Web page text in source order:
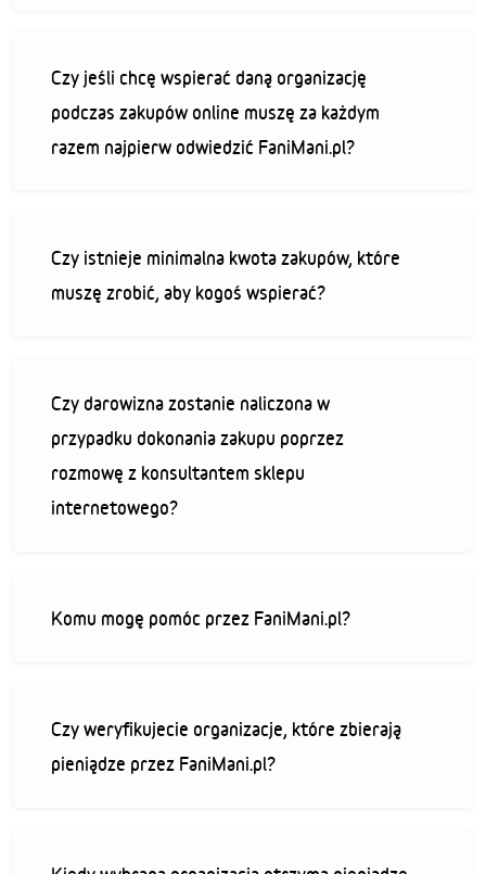
Czy jeśli chcę wspierać daną organizację
podczas zakupów online muszę za każdym
razem najpierw odwiedzić FaniMani.pl?
Czy istnieje minimalna kwota zakupów, które
muszę zrobić, aby kogoś wspierać?
Czy darowizna zostanie naliczona w
przypadku dokonania zakupu poprzez
rozmowę z konsultantem sklepu
internetowego?
Komu mogę pomóc przez FaniMani.pl?
Czy weryfikujecie organizacje, które zbierają
pieniądze przez FaniMani.pl?